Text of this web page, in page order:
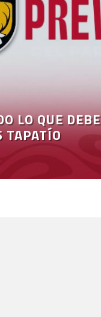
LO QUE
TAPATÍO